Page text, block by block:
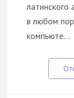
в любом
компьюте…